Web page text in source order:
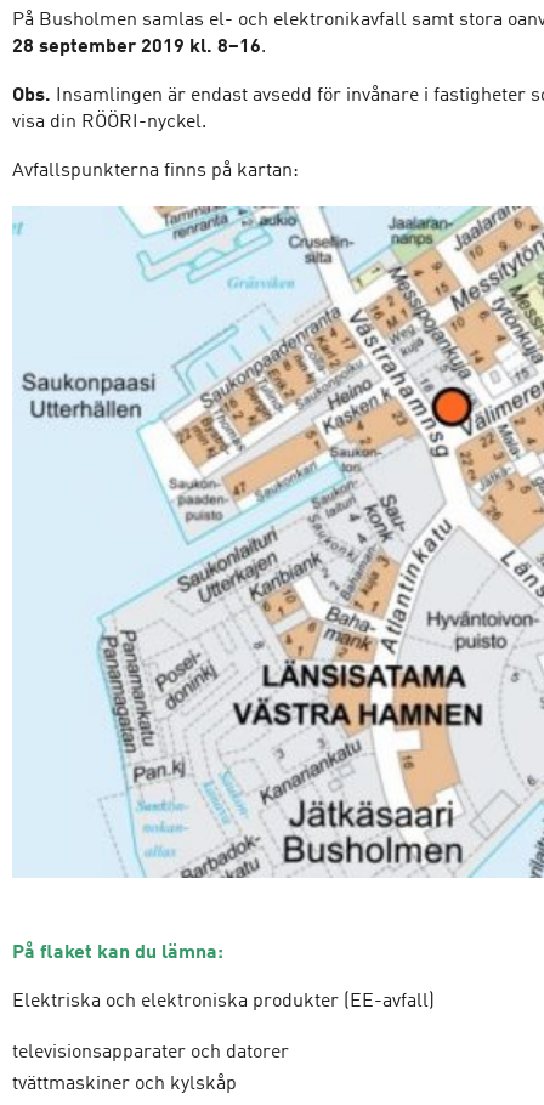
På Busholmen samlas el- och elektronikavfall samt stora
28 september 2019 kl. 8–16.
Obs. Insamlingen är endast avsedd för invånare i fastigheter
visa din RÖÖRI-nyckel.
Avfallspunkterna finns på kartan:
På flaket kan du lämna:
Elektriska och elektroniska produkter (EE-avfall)
televisionsapparater och datorer
tvättmaskiner och kylskåp